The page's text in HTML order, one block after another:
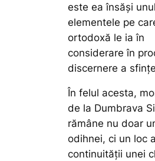
este ea însăși
elementele pe
ortodoxă le ia în
considerare în
discernere a
În felul acesta,
de la Dumbrava
rămâne nu doar
odihnei, ci un loc
continuității unei